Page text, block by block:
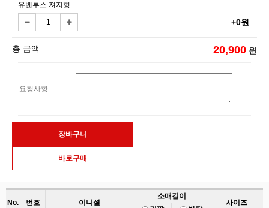
유벤투스 져지형
+0원
총 금액 20,900 원
요청사항
No. 번호 이니셜
소매길이
사이즈